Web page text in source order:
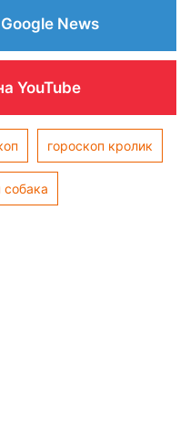
News
YouTube
гороскоп кролик
собака